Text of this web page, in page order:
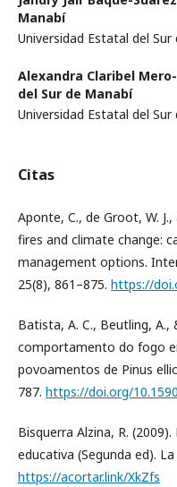
Manabí
Universidad Estatal del
Alexandra Claribel
del Sur de Manabí
Universidad Estatal del
Citas
Aponte, C., de Groot, W.
fires and climate change:
management options.
25(8), 861–875. https://
Batista, A. C., Beutling, A.,
comportamento do fogo
povoamentos de Pinus
787. https://doi.org/
Bisquerra Alzina, R.
educativa (Segunda ed). La
https://acortar.link/XkZfs